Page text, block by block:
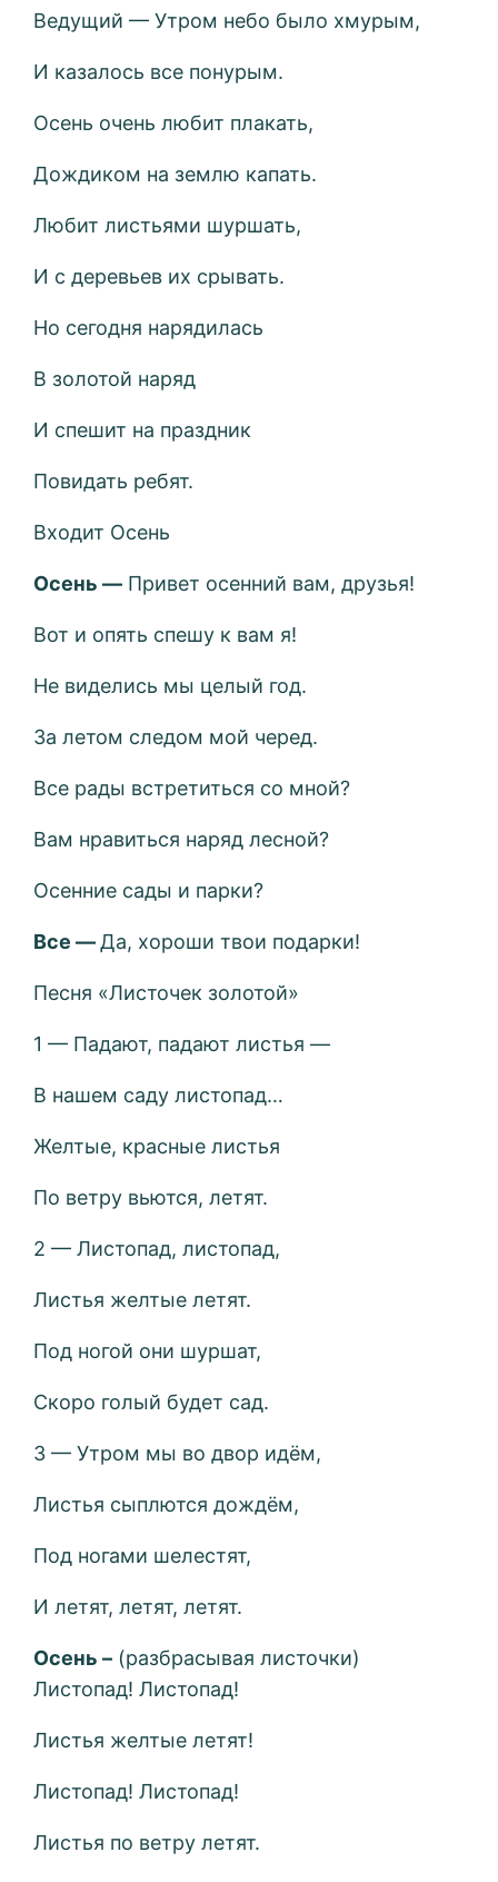
Ведущий — Утром небо было хмурым,
И казалось все понурым.
Осень очень любит плакать,
Дождиком на землю капать.
Любит листьями шуршать,
И с деревьев их срывать.
Но сегодня нарядилась
В золотой наряд
И спешит на праздник
Повидать ребят.
Входит Осень
Осень — Привет осенний вам, друзья!
Вот и опять спешу к вам я!
Не виделись мы целый год.
За летом следом мой черед.
Все рады встретиться со мной?
Вам нравиться наряд лесной?
Осенние сады и парки?
Все —Да, хороши твои подарки!
Песня «Листочек золотой»
1 — Падают, падают листья —
В нашем саду листопад…
Желтые, красные листья
По ветру вьются, летят.
2 — Листопад, листопад,
Листья желтые летят.
Под ногой они шуршат,
Скоро голый будет сад.
3 — Утром мы во двор идём,
Листья сыплются дождём,
Под ногами шелестят,
И летят, летят, летят.
Осень – (разбрасывая листочки)
Листопад! Листопад!
Листья желтые летят!
Листопад! Листопад!
Листья по ветру летят.